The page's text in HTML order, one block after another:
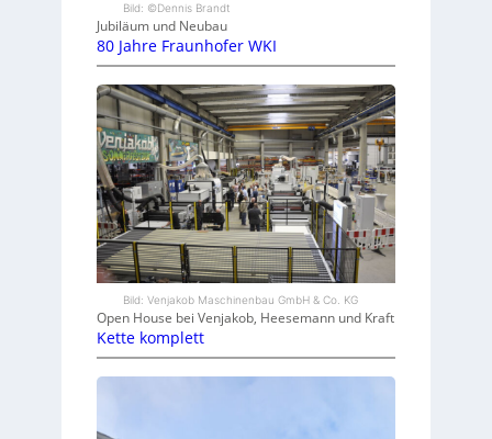
Bild: ©Dennis Brandt
Jubiläum und Neubau
80 Jahre Fraunhofer WKI
Bild: Venjakob Maschinenbau GmbH & Co. KG
Open House bei Venjakob, Heesemann und Kraft
Kette komplett